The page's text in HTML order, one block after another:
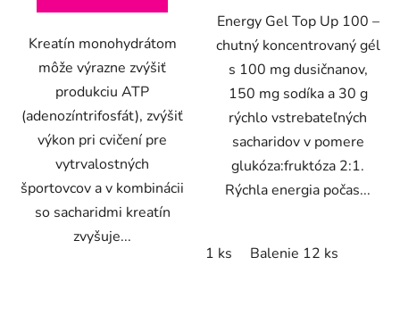
Kreatín monohydrátom
môže výrazne zvýšiť
produkciu ATP
(adenozíntrifosfát), zvýšiť
výkon pri cvičení pre
vytrvalostných
športovcov a v kombinácii
so sacharidmi kreatín
zvyšuje...
Energy Gel Top Up 100 –
chutný koncentrovaný gél
s 100 mg dusičnanov,
150 mg sodíka a 30 g
rýchlo vstrebateľných
sacharidov v pomere
glukóza:fruktóza 2:1.
Rýchla energia počas...
1 ks Balenie 12 ks